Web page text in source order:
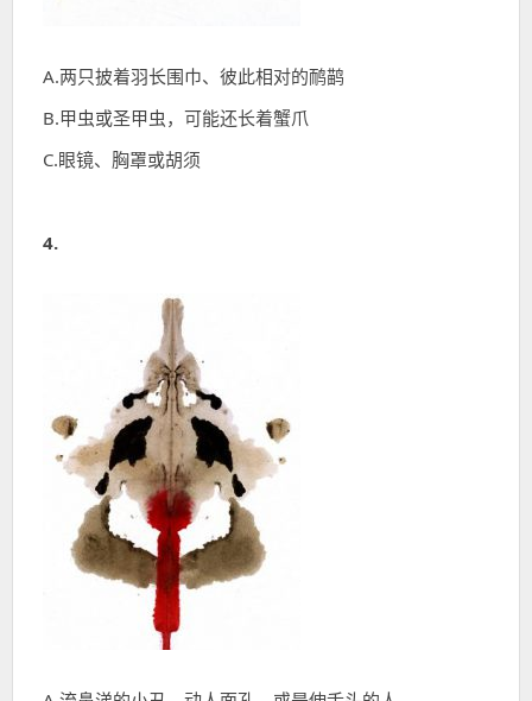
A.两只披着羽长围巾、彼此相对的鸸鹋
B.甲虫或圣甲虫，可能还长着蟹爪
C.眼镜、胸罩或胡须
4.